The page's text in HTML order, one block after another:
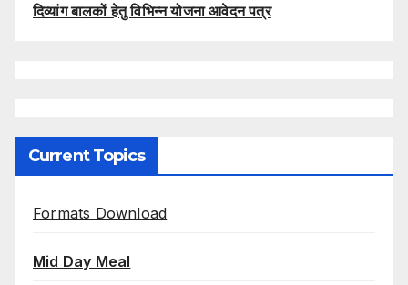
दिव्यांग बालकों हेतु विभिन्न योजना आवेदन पत्र
Current Topics
Formats Download
Mid Day Meal